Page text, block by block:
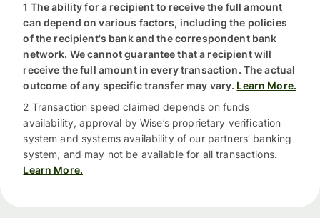
1 The ability for a recipient to receive the full amount
can depend on various factors, including the policies
of the recipient's bank and the correspondent bank
network. We cannot guarantee that a recipient will
receive the full amount in every transaction. The actual
outcome of any specific transfer may vary. Learn More.
2 Transaction speed claimed depends on funds
availability, approval by Wise’s proprietary verification
system and systems availability of our partners’ banking
system, and may not be available for all transactions.
Learn More.